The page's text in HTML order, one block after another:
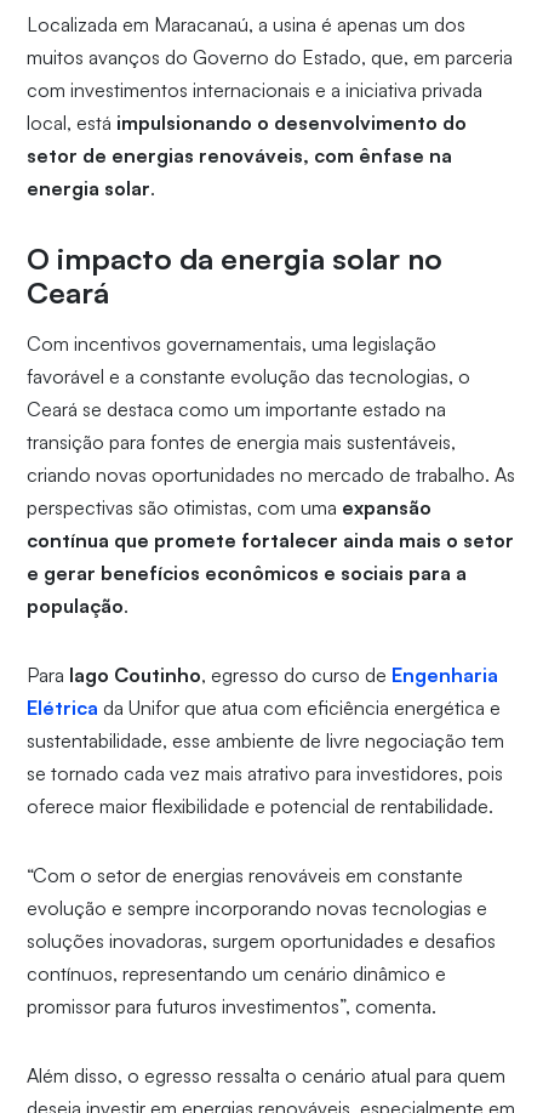
Localizada em Maracanaú, a usina é apenas um dos
muitos avanços do Governo do Estado, que, em parceria
com investimentos internacionais e a iniciativa privada
local, está impulsionando o desenvolvimento do
setor de energias renováveis, com ênfase na
energia solar.
O impacto da energia solar no
Ceará
Com incentivos governamentais, uma legislação
favorável e a constante evolução das tecnologias, o
Ceará se destaca como um importante estado na
transição para fontes de energia mais sustentáveis,
criando novas oportunidades no mercado de trabalho. As
perspectivas são otimistas, com uma expansão
contínua que promete fortalecer ainda mais o setor
e gerar benefícios econômicos e sociais para a
população.
Para Iago Coutinho, egresso do curso de Engenharia
Elétrica da Unifor que atua com eficiência energética e
sustentabilidade, esse ambiente de livre negociação tem
se tornado cada vez mais atrativo para investidores, pois
oferece maior flexibilidade e potencial de rentabilidade.
“Com o setor de energias renováveis em constante
evolução e sempre incorporando novas tecnologias e
soluções inovadoras, surgem oportunidades e desafios
contínuos, representando um cenário dinâmico e
promissor para futuros investimentos”, comenta.
Além disso, o egresso ressalta o cenário atual para quem